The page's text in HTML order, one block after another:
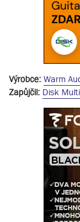
Výrobce: Warm
Zapůjčil: Disk